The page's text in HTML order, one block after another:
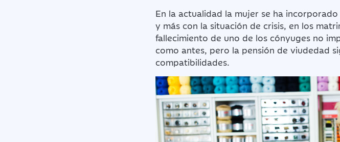
En la actualidad la mujer se ha
y más con la situación de crisis, en los
fallecimiento de uno de los cónyuges no
como antes, pero la pensión de viudedad
compatibilidades.